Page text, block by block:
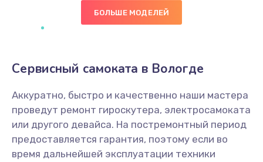
БОЛЬШЕ МОДЕЛЕЙ
Сервисный самоката в Вологде
Аккуратно, быстро и качественно наши мастера
проведут ремонт гироскутера, электросамоката
или другого девайса. На постремонтный период
предоставляется гарантия, поэтому если во
время дальнейшей эксплуатации техники